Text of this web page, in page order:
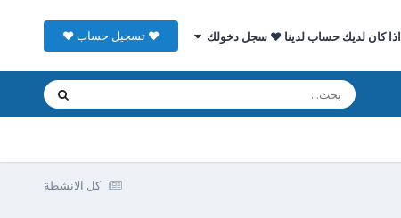
اذا كان لديك حساب لدينا ♥ سجل دخولك ♥ تسجيل حساب ♥
كل الانشطة